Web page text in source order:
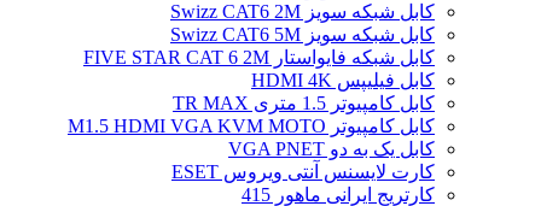
کابل شبکه سویز Swizz CAT6 2M
کابل شبکه سویز Swizz CAT6 5M
کابل شبکه فایواستار FIVE STAR CAT 6 2M
کابل فیلیپس HDMI 4K
کابل کامپیوتر 1.5 متری TR MAX
کابل کامپیوتر M1.5 HDMI VGA KVM MOTO
کابل یک به دو VGA PNET
کارت لایسنس آنتی ویروس ESET
کارتریج ایرانی ماهور 415